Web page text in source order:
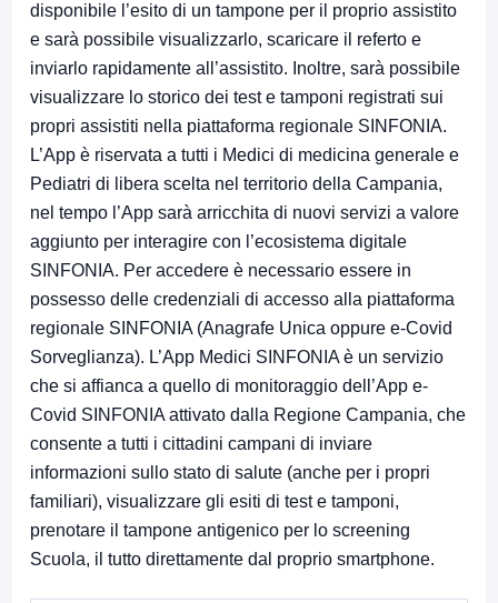
disponibile l’esito di un tampone per il proprio assistito
e sarà possibile visualizzarlo, scaricare il referto e
inviarlo rapidamente all’assistito. Inoltre, sarà possibile
visualizzare lo storico dei test e tamponi registrati sui
propri assistiti nella piattaforma regionale SINFONIA.
L’App è riservata a tutti i Medici di medicina generale e
Pediatri di libera scelta nel territorio della Campania,
nel tempo l’App sarà arricchita di nuovi servizi a valore
aggiunto per interagire con l’ecosistema digitale
SINFONIA. Per accedere è necessario essere in
possesso delle credenziali di accesso alla piattaforma
regionale SINFONIA (Anagrafe Unica oppure e-Covid
Sorveglianza). L’App Medici SINFONIA è un servizio
che si affianca a quello di monitoraggio dell’App e-
Covid SINFONIA attivato dalla Regione Campania, che
consente a tutti i cittadini campani di inviare
informazioni sullo stato di salute (anche per i propri
familiari), visualizzare gli esiti di test e tamponi,
prenotare il tampone antigenico per lo screening
Scuola, il tutto direttamente dal proprio smartphone.